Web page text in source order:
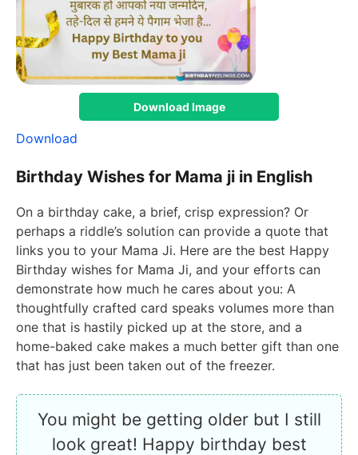
Download Image
Download
Birthday Wishes for Mama ji in English
On a birthday cake, a brief, crisp expression? Or
perhaps a riddle’s solution can provide a quote that
links you to your Mama Ji. Here are the best Happy
Birthday wishes for Mama Ji, and your efforts can
demonstrate how much he cares about you: A
thoughtfully crafted card speaks volumes more than
one that is hastily picked up at the store, and a
home-baked cake makes a much better gift than one
that has just been taken out of the freezer.
You might be getting older but I still
look great! Happy birthday best